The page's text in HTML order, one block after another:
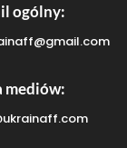
ogólny:
mediów: